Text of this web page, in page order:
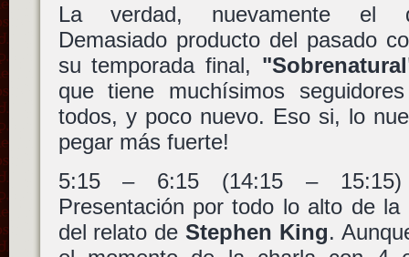
La verdad, nuevamente el
Demasiado producto del pasado
su temporada final,
que tiene muchísimos
todos, y poco nuevo. Eso si, lo
pegar más fuerte!
5:15 – 6:15 (14:15 –
Presentación por todo lo alto de la
del relato de Stephen King.